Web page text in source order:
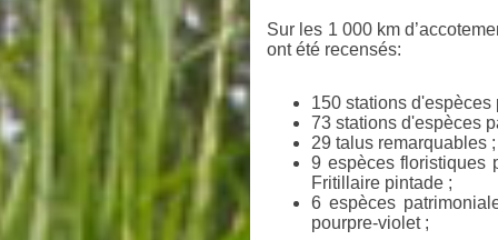
Sur les 1 000 km
ont été recensés:
150 stations d'espèces
73 stations d'espèces
29 talus remarquables ;
9 espèces floristiques
Fritillaire pintade ;
6 espèces
pourpre-violet ;